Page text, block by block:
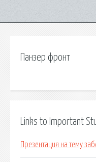
Панзер фронт
Links to Important
Презентация на тему